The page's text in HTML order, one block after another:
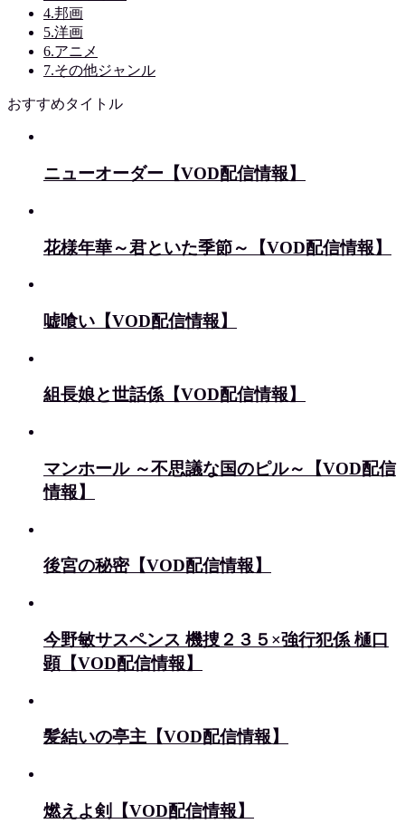
4.邦画
5.洋画
6.アニメ
7.その他ジャンル
おすすめタイトル
ニューオーダー【VOD配信情報】
花様年華～君といた季節～【VOD配信情報】
嘘喰い【VOD配信情報】
組長娘と世話係【VOD配信情報】
マンホール ～不思議な国のピル～【VOD配信
情報】
後宮の秘密【VOD配信情報】
今野敏サスペンス 機捜２３５×強行犯係 樋口
顕【VOD配信情報】
髪結いの亭主【VOD配信情報】
燃えよ剣【VOD配信情報】